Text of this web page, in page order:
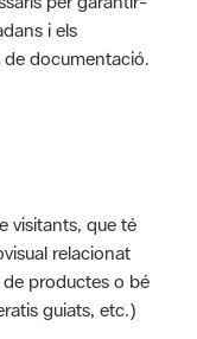
i els
de documentació.
visitants, que té
relacionat
productes o bé
guiats, etc.)